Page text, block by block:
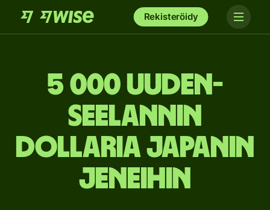
Rekisteröidy
5 000 Uuden-
Seelannin
dollaria Japanin
jeneihin